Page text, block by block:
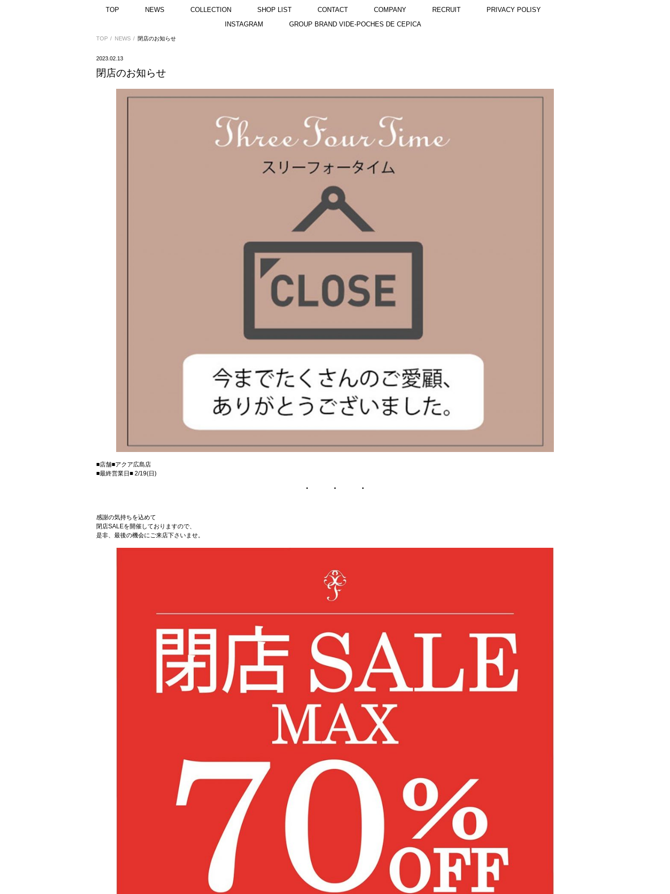
TOP NEWS COLLECTION SHOP LIST CONTACT COMPANY RECRUIT
PRIVACY POLISY
INSTAGRAM
GROUP BRAND VIDE-POCHES DE CEPICA
TOP NEWS 閉店のお知らせ
2023.02.13
閉店のお知らせ
■店舗■アクア広島店
■最終営業日■ 2/19(日)
感謝の気持ちを込めて
閉店SALEを開催しておりますので、
是非、最後の機会にご来店下さいませ。